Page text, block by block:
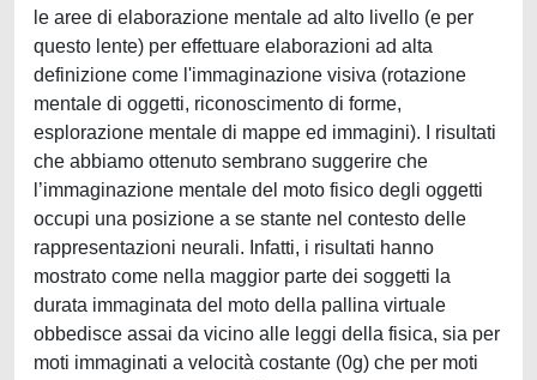
le aree di elaborazione mentale ad alto livello (e per
questo lente) per effettuare elaborazioni ad alta
definizione come l'immaginazione visiva (rotazione
mentale di oggetti, riconoscimento di forme,
esplorazione mentale di mappe ed immagini). I risultati
che abbiamo ottenuto sembrano suggerire che
l’immaginazione mentale del moto fisico degli oggetti
occupi una posizione a se stante nel contesto delle
rappresentazioni neurali. Infatti, i risultati hanno
mostrato come nella maggior parte dei soggetti la
durata immaginata del moto della pallina virtuale
obbedisce assai da vicino alle leggi della fisica, sia per
moti immaginati a velocità costante (0g) che per moti